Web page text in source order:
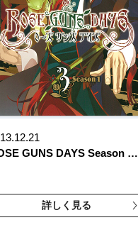
GUNS DAYS Season …
詳しく見る